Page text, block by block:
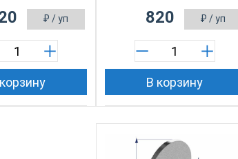
₽ / уп ₽ / уп
820
В корзину